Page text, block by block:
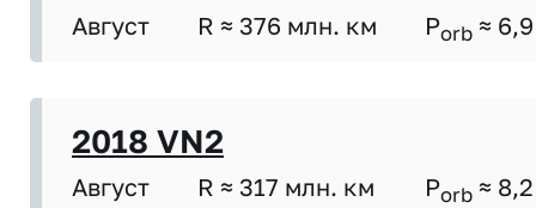
Август R ≈ 376 млн. км Porb ≈ 6,9
2018 VN2
Август R ≈ 317 млн. км Porb ≈ 8,2